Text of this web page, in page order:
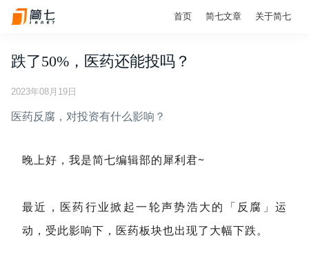
首页 简七文章 关于简七
跌了50%，医药还能投吗？
2023年08月19日
医药反腐，对投资有什么影响？
晚上好，我是简七编辑部的犀利君~
最近，医药行业掀起一轮声势浩大的「反腐」运
动，受此影响下，医药板块也出现了大幅下跌。